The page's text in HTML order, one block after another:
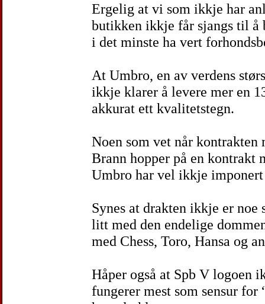
Ergelig at vi som ikkje har
butikken ikkje får sjangs til å
i det minste ha vert
At Umbro, en av verdens
ikkje klarer å levere mer en
akkurat ett kvalitetstegn.
Noen som vet når kontrakten
Brann hopper på en kontrakt
Umbro har vel ikkje
Synes at drakten ikkje er
litt med den endelige
med Chess, Toro, Hansa og
Håper også at Spb V logoen
fungerer mest som sensur for